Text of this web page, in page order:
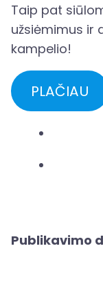
Taip pat
užsiėmimus ir
kampelio!
PLAČIAU
Publikavimo